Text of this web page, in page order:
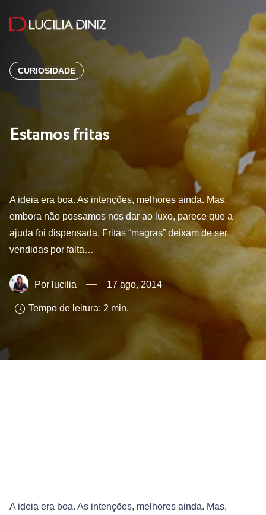
CURIOSIDADE
Estamos fritas
A ideia era boa. As intenções, melhores ainda. Mas,
embora não possamos nos dar ao luxo, parece que a
ajuda foi dispensada. Fritas “magras” deixam de ser
vendidas por falta…
lucilia 17 ago, 2014
Tempo de leitura: 2 min.
A ideia era boa. As intenções, melhores ainda. Mas,